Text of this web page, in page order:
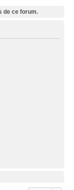
de ce forum.